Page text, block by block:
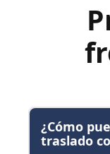
¿Cómo
traslado